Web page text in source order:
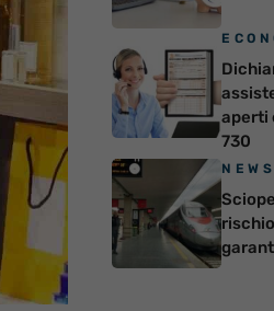
aperti
730
NEWS